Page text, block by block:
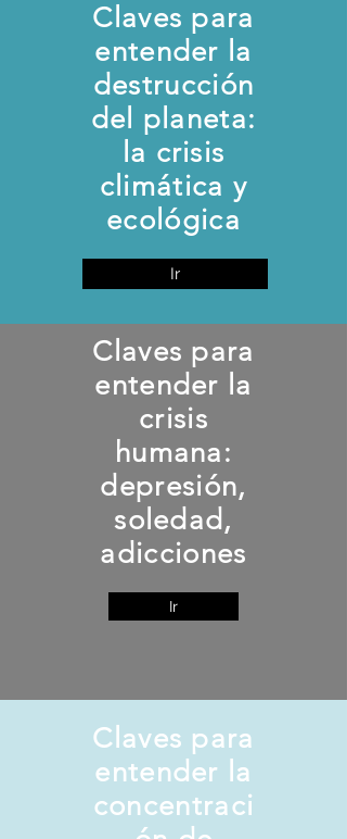
Claves para
entender la
destrucción
del planeta:
la crisis
climática y
ecológica
Ir
Claves para
entender la
crisis
humana:
depresión,
soledad,
adicciones
Ir
Claves para
entender la
concentraci